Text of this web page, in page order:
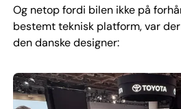
Og netop fordi bilen ikke på
bestemt teknisk platform, var
den danske designer: